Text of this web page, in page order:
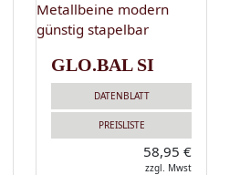
GLO.BAL SI
DATENBLATT
PREISLISTE
58,95 €
zzgl. Mwst